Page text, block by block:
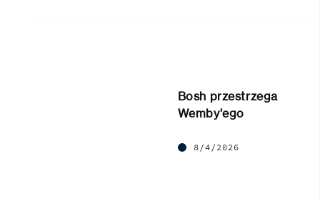
Bosh przestrzega
Wemby’ego
8/4/2026